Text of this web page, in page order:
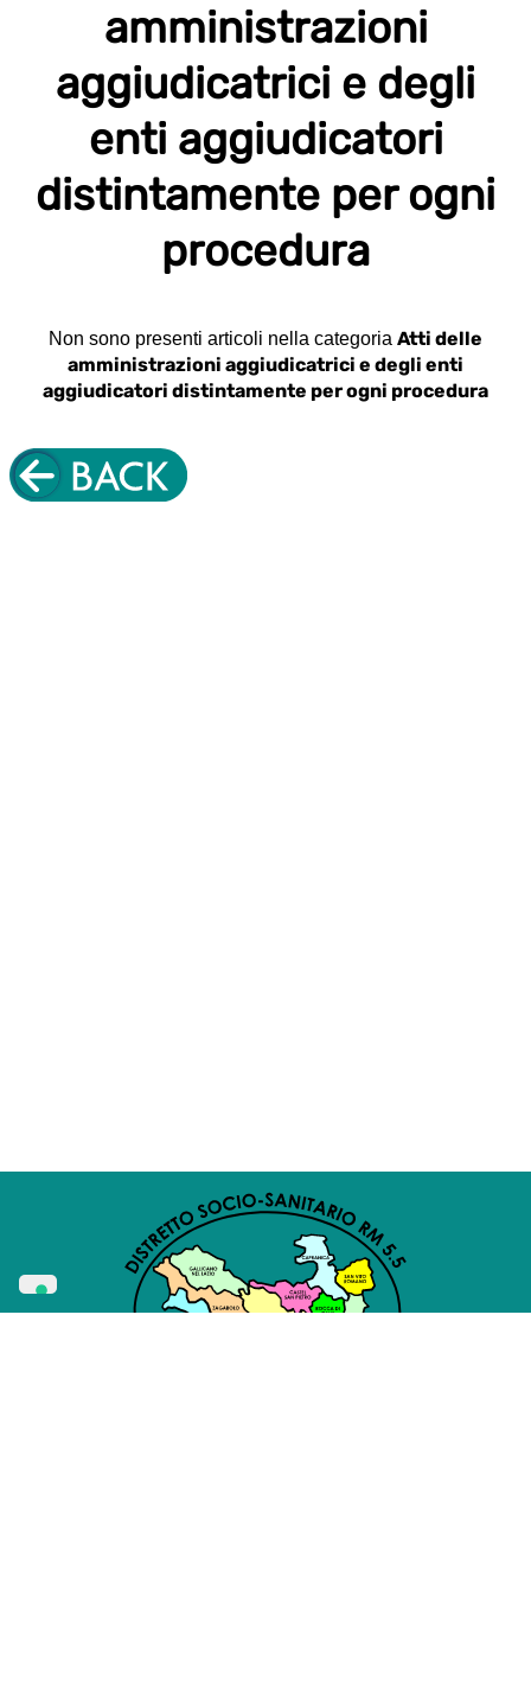
amministrazioni
aggiudicatrici e degli
enti aggiudicatori
distintamente per ogni
procedura
Non sono presenti articoli nella categoria Atti delle
amministrazioni aggiudicatrici e degli enti
aggiudicatori distintamente per ogni procedura